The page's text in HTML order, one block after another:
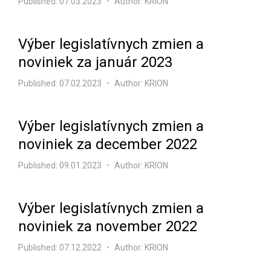
Výber legislatívnych zmien a
noviniek za január 2023
Published: 07.02.2023 Author: KRION
Výber legislatívnych zmien a
noviniek za december 2022
Published: 09.01.2023 Author: KRION
Výber legislatívnych zmien a
noviniek za november 2022
Published: 07.12.2022 Author: KRION